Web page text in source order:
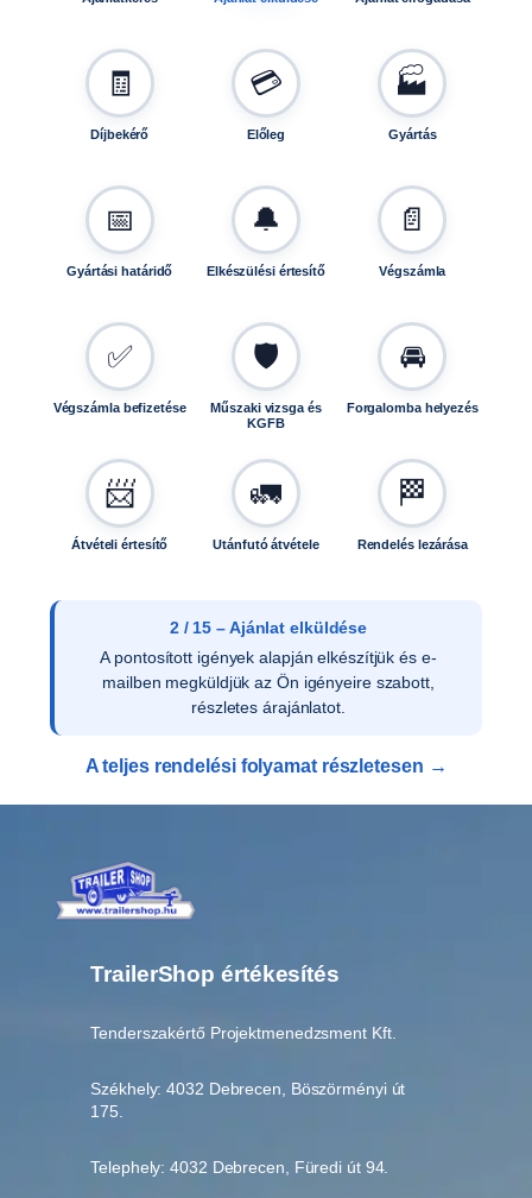
🧾
Díjbekérő
💳
Előleg
🏭
Gyártás
📅
Gyártási határidő
🔔
Elkészülési értesítő
📄
Végszámla
✅
Végszámla befizetése
🛡️
Műszaki vizsga és
KGFB
🚘
Forgalomba helyezés
📨
Átvételi értesítő
🚛
Utánfutó átvétele
🏁
Rendelés lezárása
2 / 15 – Ajánlat elküldése
A pontosított igények alapján elkészítjük és e-
mailben megküldjük az Ön igényeire szabott,
részletes árajánlatot.
A teljes rendelési folyamat részletesen →
TrailerShop értékesítés
Tenderszakértő Projektmenedzsment Kft.
Székhely: 4032 Debrecen, Böszörményi út
175.
Telephely: 4032 Debrecen, Füredi út 94.